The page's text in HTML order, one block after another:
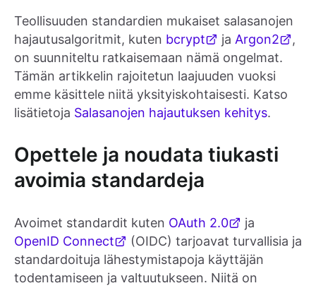
Teollisuuden standardien mukaiset salasanojen
hajautusalgoritmit, kuten bcrypt ja Argon2
,
on suunniteltu ratkaisemaan nämä ongelmat.
Tämän artikkelin rajoitetun laajuuden vuoksi
emme käsittele niitä yksityiskohtaisesti. Katso
lisätietoja Salasanojen hajautuksen kehitys.
Opettele ja noudata tiukasti
avoimia standardeja
Avoimet standardit kuten OAuth 2.0
ja
OpenID Connect
(OIDC) tarjoavat turvallisia ja
standardoituja lähestymistapoja käyttäjän
todentamiseen ja valtuutukseen. Niitä on